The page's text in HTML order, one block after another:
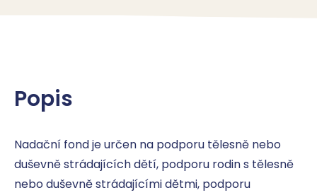
Popis
Nadační fond je určen na podporu tělesně nebo
duševně strádajících dětí, podporu rodin s tělesně
nebo duševně strádajícími dětmi, podporu